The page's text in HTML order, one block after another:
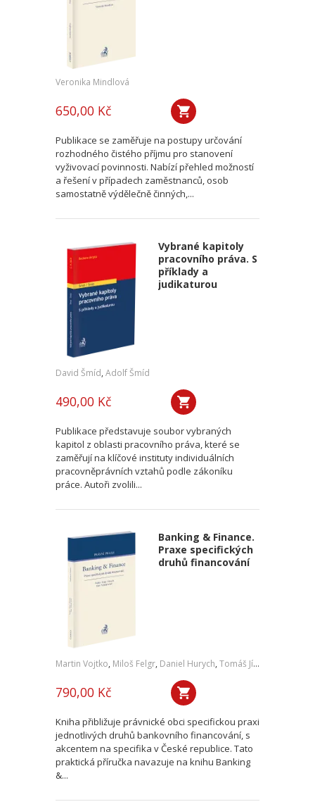
Veronika Mindlová
650,00 Kč
Publikace se zaměřuje na postupy určování
rozhodného čistého příjmu pro stanovení
vyživovací povinnosti. Nabízí přehled možností
a řešení v případech zaměstnanců, osob
samostatně výdělečně činných,...
Vybrané kapitoly
pracovního práva. S
příklady a
judikaturou
David Šmíd, Adolf Šmíd
490,00 Kč
Publikace představuje soubor vybraných
kapitol z oblasti pracovního práva, které se
zaměřují na klíčové instituty individuálních
pracovněprávních vztahů podle zákoníku
práce. Autoři zvolili...
Banking & Finance.
Praxe specifických
druhů financování
Martin Vojtko, Miloš Felgr, Daniel Hurych, Tomáš Jíně
790,00 Kč
Kniha přibližuje právnické obci specifickou praxi
jednotlivých druhů bankovního financování, s
akcentem na specifika v České republice. Tato
praktická příručka navazuje na knihu Banking
&...